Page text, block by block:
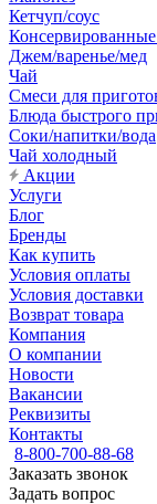
Кетчуп/соус
Джем/варенье/мед
Чай
Смеси для
Блюда быстрого
Соки/напитки/вода
Чай холодный
Акции
Услуги
Блог
Бренды
Как купить
Условия оплаты
Условия доставки
Возврат товара
Компания
О компании
Новости
Вакансии
Реквизиты
Контакты
8-800-700-88-68
Заказать звонок
Задать вопрос